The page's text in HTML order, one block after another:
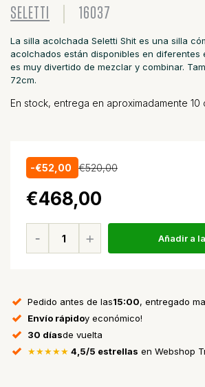
SELETTI 16037
La silla acolchada Seletti Shit es una silla
acolchados están disponibles en diferentes
es muy divertido de mezclar y combinar.
72cm.
En stock, entrega en aproximadamente 10
-€52,00 €520,00
€468,00
Añadir a
Pedido antes de las15:00, entregado
Envío rápidoy económico!
30 díasde vuelta
★★★★★ 4,5/5 estrellas en Webshop